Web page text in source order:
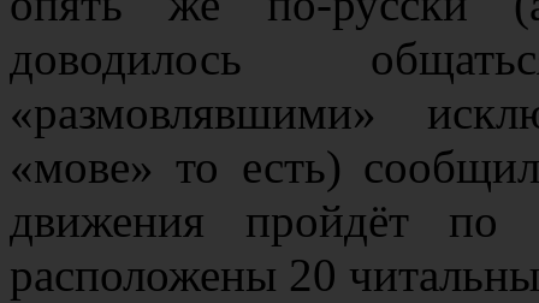
доводилось
«размовлявшими»
«мове» то есть)
движения пройдёт по
расположены 20